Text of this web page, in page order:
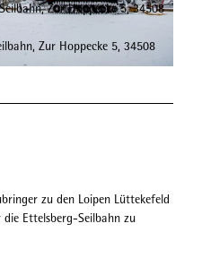
Zur Hoppecke 5, 34508
Zur Hoppecke 5, 34508
zu den Loipen Lüttekefeld
Ettelsberg-Seilbahn zu